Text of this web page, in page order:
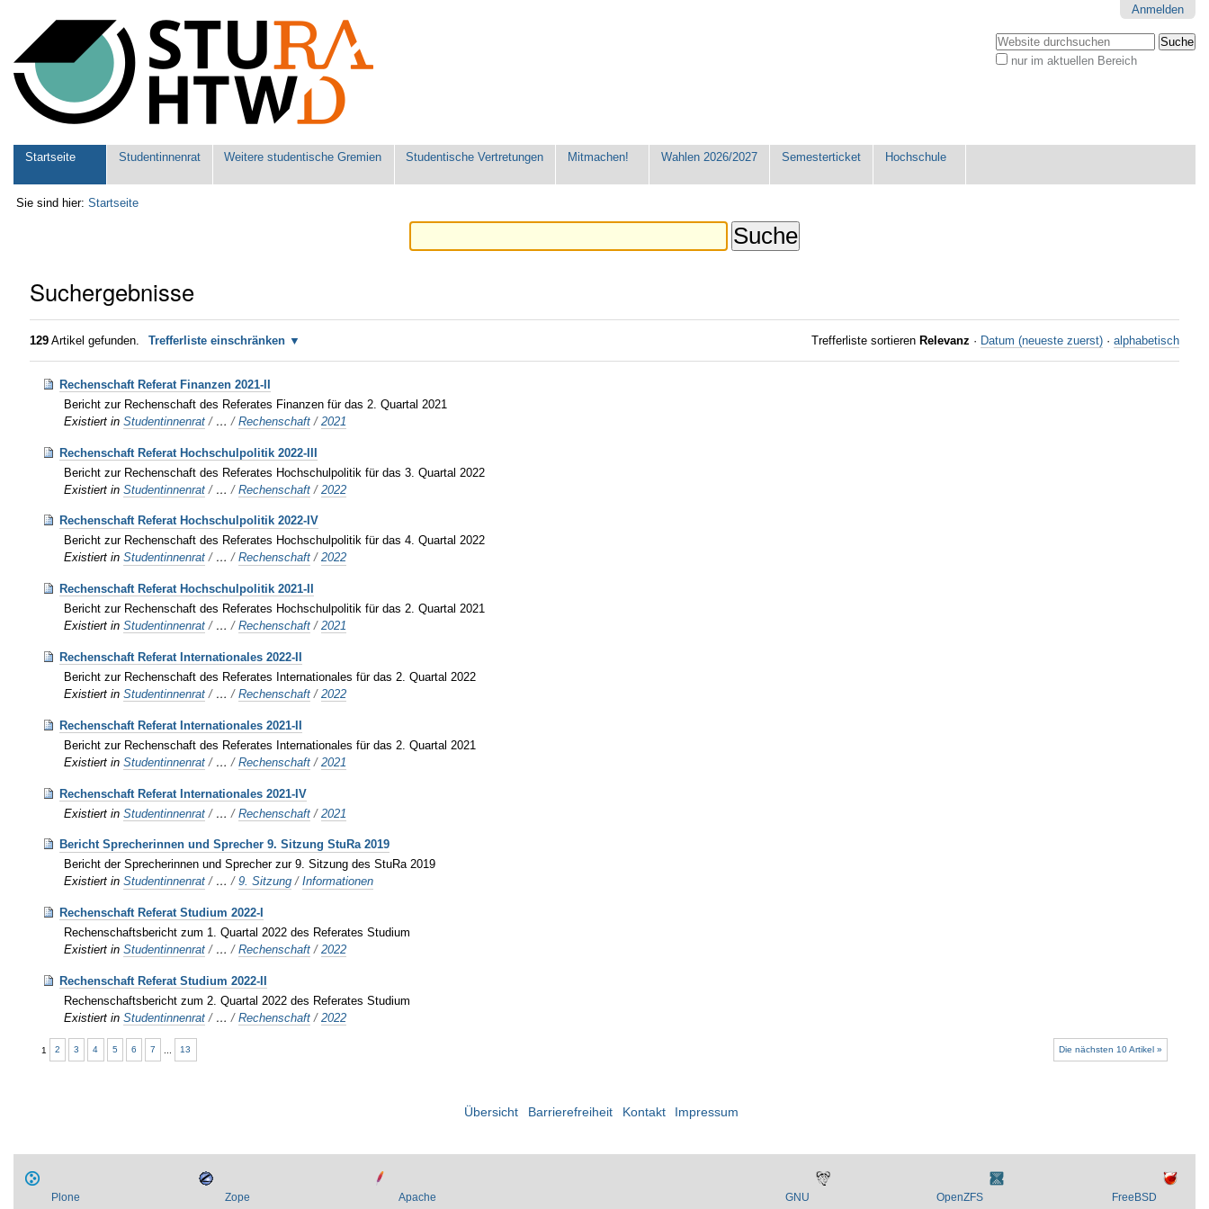
Werkzeuge
Anmelden
Website durchsuchen
nur im aktuellen Bereich
Sektionen
Startseite Studentinnenrat Weitere studentische Gremien Studentische Vertretungen Mitmachen! Wahlen 2026/2027 Semesterticket Hochschule
Sie sind hier: Startseite
Suchergebnisse
129 Artikel gefunden. Trefferliste einschränken Trefferliste sortieren Relevanz · Datum (neueste zuerst) · alphabetisch
Rechenschaft Referat Finanzen 2021-II
Bericht zur Rechenschaft des Referates Finanzen für das 2. Quartal 2021
Existiert in Studentinnenrat / …/Rechenschaft /2021
Rechenschaft Referat Hochschulpolitik 2022-III
Bericht zur Rechenschaft des Referates Hochschulpolitik für das 3. Quartal 2022
Existiert in Studentinnenrat / …/Rechenschaft /2022
Rechenschaft Referat Hochschulpolitik 2022-IV
Bericht zur Rechenschaft des Referates Hochschulpolitik für das 4. Quartal 2022
Existiert in Studentinnenrat / …/Rechenschaft /2022
Rechenschaft Referat Hochschulpolitik 2021-II
Bericht zur Rechenschaft des Referates Hochschulpolitik für das 2. Quartal 2021
Existiert in Studentinnenrat / …/Rechenschaft /2021
Rechenschaft Referat Internationales 2022-II
Bericht zur Rechenschaft des Referates Internationales für das 2. Quartal 2022
Existiert in Studentinnenrat / …/Rechenschaft /2022
Rechenschaft Referat Internationales 2021-II
Bericht zur Rechenschaft des Referates Internationales für das 2. Quartal 2021
Existiert in Studentinnenrat / …/Rechenschaft /2021
Rechenschaft Referat Internationales 2021-IV
Existiert in Studentinnenrat / …/Rechenschaft /2021
Bericht Sprecherinnen und Sprecher 9. Sitzung StuRa 2019
Bericht der Sprecherinnen und Sprecher zur 9. Sitzung des StuRa 2019
Existiert in Studentinnenrat / …/9. Sitzung /Informationen
Rechenschaft Referat Studium 2022-I
Rechenschaftsbericht zum 1. Quartal 2022 des Referates Studium
Existiert in Studentinnenrat / …/Rechenschaft /2022
Rechenschaft Referat Studium 2022-II
Rechenschaftsbericht zum 2. Quartal 2022 des Referates Studium
Existiert in Studentinnenrat / …/Rechenschaft /2022
Die nächsten 10 Artikel »
1 2 3 4 5 6 7 13
Übersicht Barrierefreiheit Kontakt Impressum
Plone Zope Apache GNU OpenZFS FreeBSD